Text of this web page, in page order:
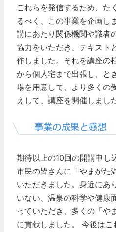
これらを発信するため、た
るべく、この事業を企画し
講にあたり関係機関や識者
協力をいただき、テキスト
作しました。それを講座の
から個人宅まで出張し、と
場を用意して、より多くの
えして、講座を開催しました
期待以上の10回の開講申し
市民の皆さんに「やまがた
いただきました。身近にあ
いない、温泉の科学や健康
っていただき、多くの「や
に貢献しました。
今後はこ